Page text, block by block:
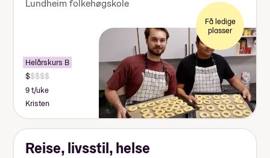
REIS Bo og fritid
Lundheim folkehøgskole
Få ledige
plasser
Helårskurs B
9 t/uke
Kristen
Reise, livsstil, helse